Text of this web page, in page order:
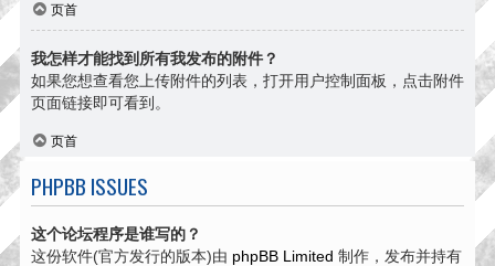
页首
我怎样才能找到所有我发布的附件？
如果您想查看您上传附件的列表，打开用户控制面板，点击附件
页面链接即可看到。
页首
PHPBB ISSUES
这个论坛程序是谁写的？
这份软件(官方发行的版本)由 phpBB Limited 制作，发布并持有